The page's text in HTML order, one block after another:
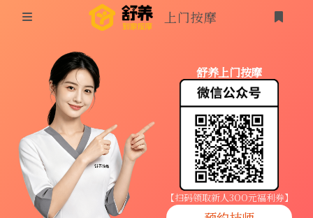
同城按摩
上门按摩
养生按摩
技师入驻
上门按摩
登录
舒养上门按摩
【扫码领取新人3OO元福利券】